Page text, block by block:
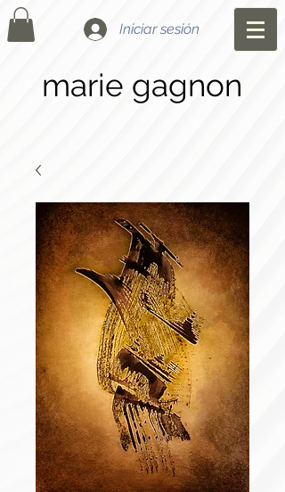
Iniciar sesión
marie gagnon